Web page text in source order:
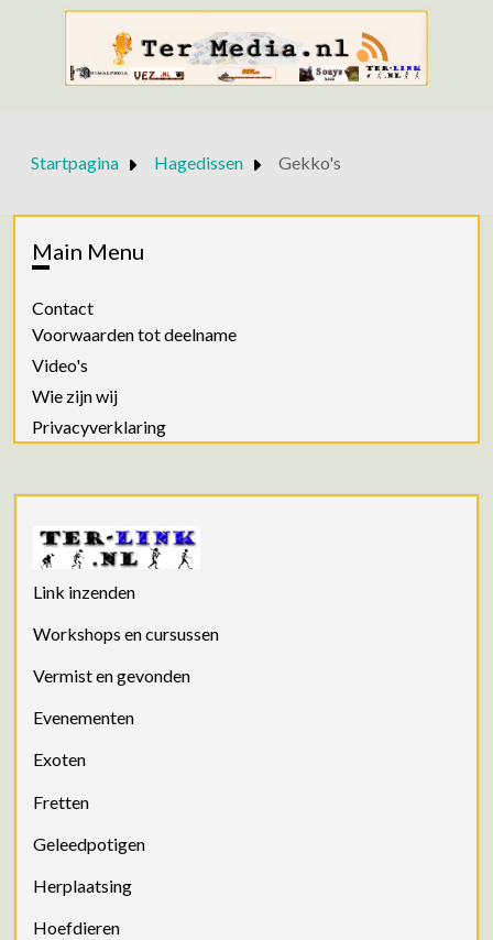
Startpagina Hagedissen Gekko's
Main Menu
Contact
Voorwaarden tot deelname
Video's
Wie zijn wij
Privacyverklaring
Link inzenden
Workshops en cursussen
Vermist en gevonden
Evenementen
Exoten
Fretten
Geleedpotigen
Herplaatsing
Hoefdieren